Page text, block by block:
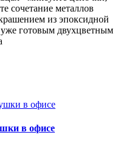
сочетание металлов
из эпоксидной
готовым двухцветным
в офисе